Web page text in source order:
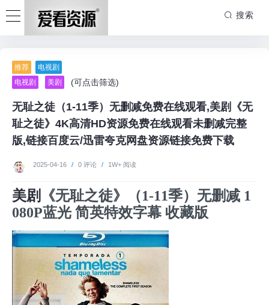
搜索
推荐
电视剧
电视剧
美剧 (可点击筛选)
无耻之徒（1-11季）无删减免费在线观看,美剧《无
耻之徒》4K高清HD资源免费在线观看未删减完整
版,链接百度云/迅雷夸克网盘资源链接免费下载
2025-04-16 / 0 评论 / 1W+ 阅读
美剧
《无耻之徒》（1-11季）无删减 1
080P蓝光 简英特效字幕 收藏版